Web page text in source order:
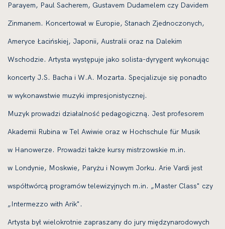
Parayem, Paul Sacherem, Gustavem Dudamelem czy Davidem
Zinmanem. Koncertował w Europie, Stanach Zjednoczonych,
Ameryce Łacińskiej, Japonii, Australii oraz na Dalekim
Wschodzie. Artysta występuje jako solista-dyrygent wykonując
koncerty J.S. Bacha i W.A. Mozarta. Specjalizuje się ponadto
w wykonawstwie muzyki impresjonistycznej.
Muzyk prowadzi działalność pedagogiczną. Jest profesorem
Akademii Rubina w Tel Awiwie oraz w Hochschule für Musik
w Hanowerze. Prowadzi także kursy mistrzowskie m.in.
w Londynie, Moskwie, Paryżu i Nowym Jorku. Arie Vardi jest
współtwórcą programów telewizyjnych m.in. „Master Class" czy
„Intermezzo with Arik".
Artysta był wielokrotnie zapraszany do jury międzynarodowych